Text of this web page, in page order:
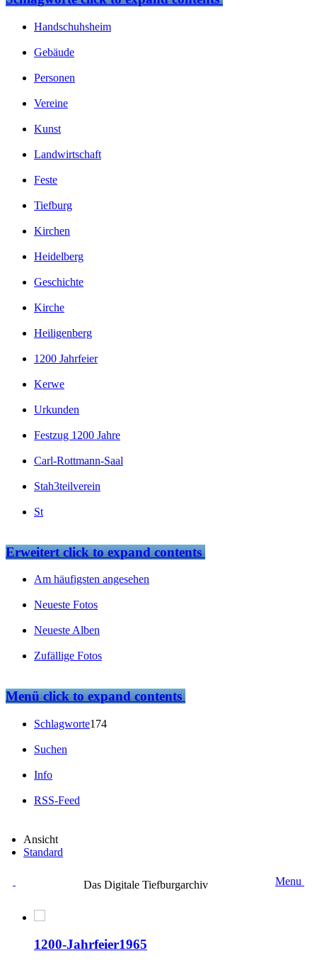
Handschuhsheim
Gebäude
Personen
Vereine
Kunst
Landwirtschaft
Feste
Tiefburg
Kirchen
Heidelberg
Geschichte
Kirche
Heiligenberg
1200 Jahrfeier
Kerwe
Urkunden
Festzug 1200 Jahre
Carl-Rottmann-Saal
Stah3teilverein
St
Erweitertclick to expand contents
Am häufigsten angesehen
Neueste Fotos
Neueste Alben
Zufällige Fotos
Menüclick to expand contents
Schlagworte174
Suchen
Info
RSS-Feed
Ansicht
Standard
Das Digitale Tiefburgarchiv Menu
1200-Jahrfeier1965